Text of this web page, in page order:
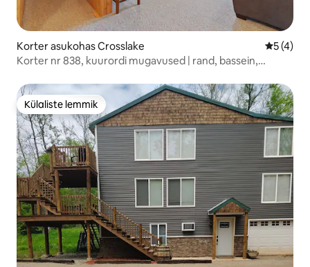
Korter asukohas Crosslake
5 (4)
Korter nr 838, kuurordi mugavused | rand, bassein,
Külaliste lemmik
Külaliste lemmik